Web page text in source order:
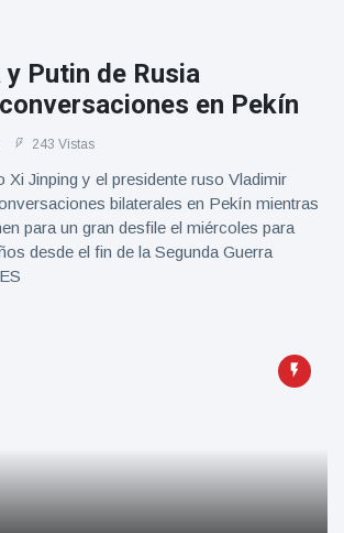
y Putin de Rusia
en Pekín
243 Vistas
Xi Jinping y el presidente ruso Vladimir
bilaterales en Pekín mientras
para un gran desfile el miércoles para
desde el fin de la Segunda Guerra